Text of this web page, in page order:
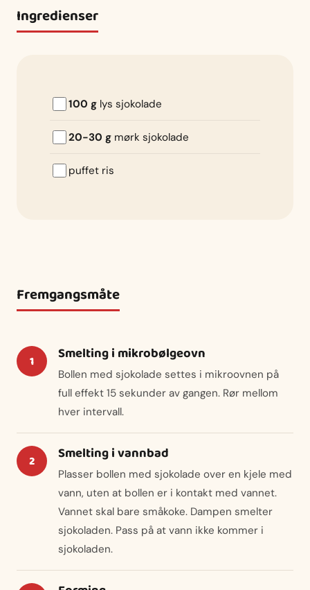
Ingredienser
100 g lys sjokolade
20-30 g mørk sjokolade
puffet ris
Fremgangsmåte
Smelting i mikrobølgeovn
Bollen med sjokolade settes i mikroovnen på
full effekt 15 sekunder av gangen. Rør mellom
hver intervall.
Smelting i vannbad
Plasser bollen med sjokolade over en kjele med
vann, uten at bollen er i kontakt med vannet.
Vannet skal bare småkoke. Dampen smelter
sjokoladen. Pass på at vann ikke kommer i
sjokoladen.